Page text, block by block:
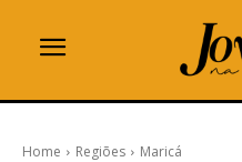
Home Regiões Maricá